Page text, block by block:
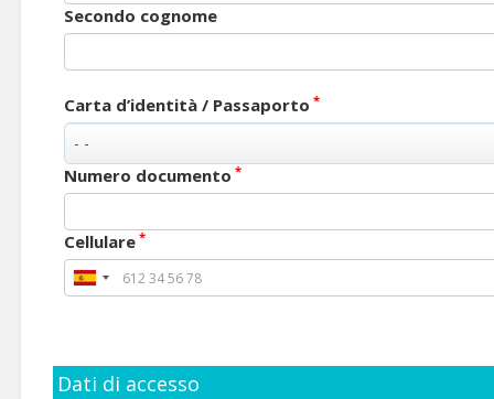
Secondo cognome
Carta d’identità / Passaporto *
Numero documento *
Cellulare *
Dati di accesso